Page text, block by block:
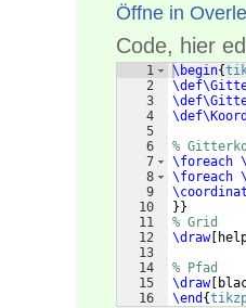
Öffne in
Code, hier
1
2
3
4
5
6
7
8
9
10
11
12
13
14
15
16
\begin{
%
\foreach
\foreach
}}
% Grid
\draw[
% Pfad
\draw[
\end {